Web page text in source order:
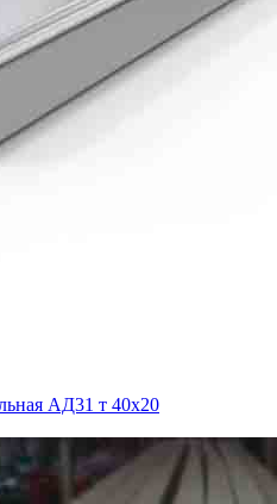
АД31 т 40х20